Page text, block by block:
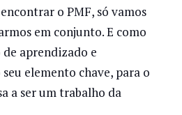
o PMF, só vamos
em conjunto. E como
aprendizado e
elemento chave, para o
a ser um trabalho da